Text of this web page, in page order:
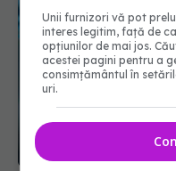
COVID, impact pe
imunitar.
04 aug 2024, 11:26
Unii furnizori vă pot
interes legitim, față de
opțiunilor de mai jos.
acestei pagini pentru a
consimțământul în
uri.